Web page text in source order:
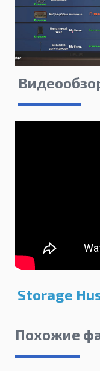
Storage
Похожие